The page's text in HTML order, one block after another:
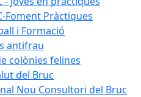
Foment Pràctiques
i Formació
antifrau
colònies felines
del Bruc
Nou Consultori del Bruc